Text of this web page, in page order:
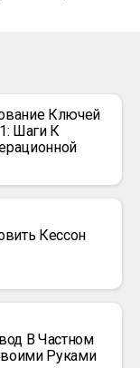
Ключей
Шаги К
Кессон
В Частном
Руками